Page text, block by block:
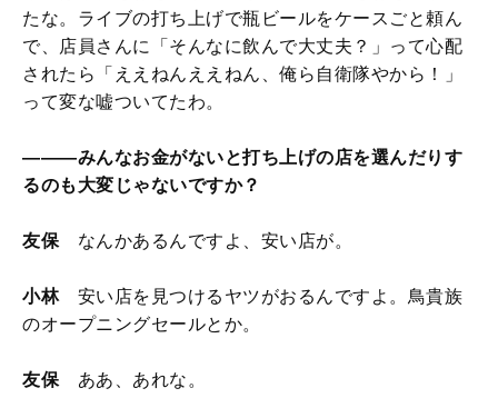
たな。ライブの打ち上げで瓶ビールをケースごと頼ん
で、店員さんに「そんなに飲んで大丈夫？」って心配
されたら「ええねんええねん、俺ら自衛隊やから！」
って変な嘘ついてたわ。
―――みんなお金がないと打ち上げの店を選んだりす
るのも大変じゃないですか？
友保 なんかあるんですよ、安い店が。
小林安い店を見つけるヤツがおるんですよ。鳥貴族
のオープニングセールとか。
友保 ああ、あれな。